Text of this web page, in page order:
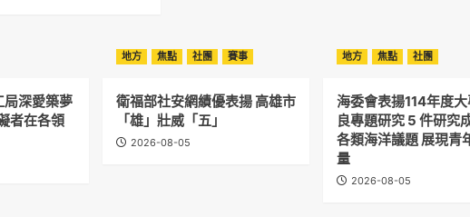
局深愛築夢
者在各領
地方 焦點 社團 賽事
衛福部社安網績優表揚 高雄市
「雄」壯威「五」
2026-08-05
地方 焦點 社團
海委會表揚114年度
良專題研究 5 件研究
各類海洋議題 展現青
量
2026-08-05